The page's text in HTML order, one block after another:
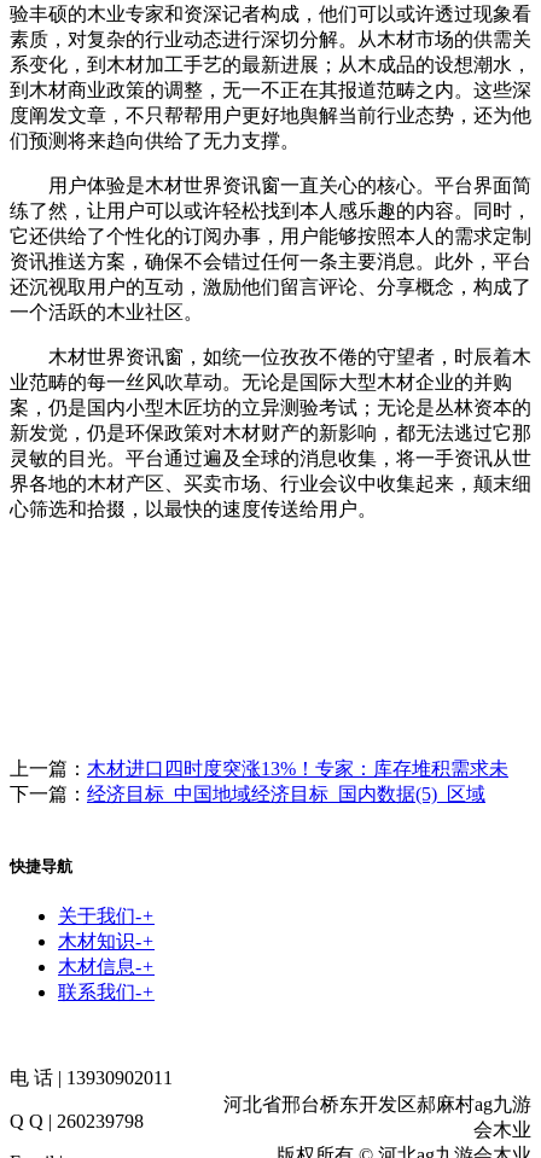
验丰硕的木业专家和资深记者构成，他们可以或许透过现象看
素质，对复杂的行业动态进行深切分解。从木材市场的供需关
系变化，到木材加工手艺的最新进展；从木成品的设想潮水，
到木材商业政策的调整，无一不正在其报道范畴之内。这些深
度阐发文章，不只帮帮用户更好地舆解当前行业态势，还为他
们预测将来趋向供给了无力支撑。
用户体验是木材世界资讯窗一直关心的核心。平台界面简
练了然，让用户可以或许轻松找到本人感乐趣的内容。同时，
它还供给了个性化的订阅办事，用户能够按照本人的需求定制
资讯推送方案，确保不会错过任何一条主要消息。此外，平台
还沉视取用户的互动，激励他们留言评论、分享概念，构成了
一个活跃的木业社区。
木材世界资讯窗，如统一位孜孜不倦的守望者，时辰着木
业范畴的每一丝风吹草动。无论是国际大型木材企业的并购
案，仍是国内小型木匠坊的立异测验考试；无论是丛林资本的
新发觉，仍是环保政策对木材财产的新影响，都无法逃过它那
灵敏的目光。平台通过遍及全球的消息收集，将一手资讯从世
界各地的木材产区、买卖市场、行业会议中收集起来，颠末细
心筛选和拾掇，以最快的速度传送给用户。
上一篇： 木材进口四时度突涨13%！专家：库存堆积需求未
下一篇： 经济目标_中国地域经济目标_国内数据(5)_区域
快捷导航
关于我们-+
木材知识-+
木材信息-+
联系我们-+
电 话 | 13930902011
Q Q | 260239798
河北省邢台桥东开发区郝麻村ag九游
会木业